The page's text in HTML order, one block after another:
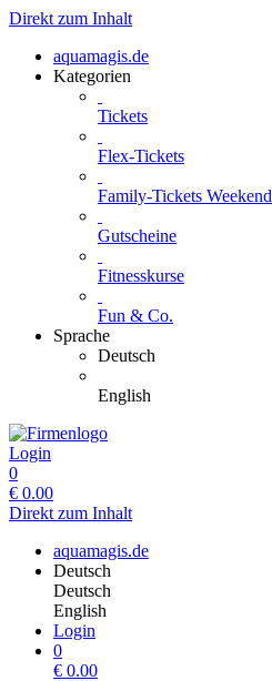
Direkt zum Inhalt
aquamagis.de
Kategorien
Tickets
Flex-Tickets
Family-Tickets Weekend
Gutscheine
Fitnesskurse
Fun & Co.
Sprache
Deutsch
English
Login
0
€ 0.00
Direkt zum Inhalt
aquamagis.de
Deutsch
Deutsch
English
Login
0
€ 0.00